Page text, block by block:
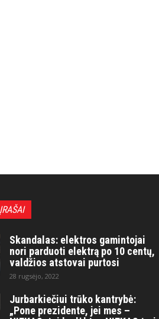
Skandalas: elektros gamintojai
nori parduoti elektrą po 10 centų,
valdžios atstovai purtosi
28 rugsėjo, 2022
Jurbarkiečiui trūko kantrybė:
„Pone prezidente, jei mes –